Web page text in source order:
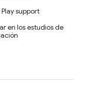
support
en los estudios de